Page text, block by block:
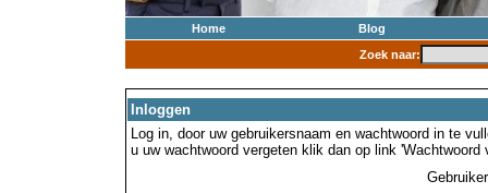
Home
Blog
Zoek naar:
Inloggen
Log in, door uw gebruikersnaam en wachtwoord in te
u uw wachtwoord vergeten klik dan op link 'Wachtwoord